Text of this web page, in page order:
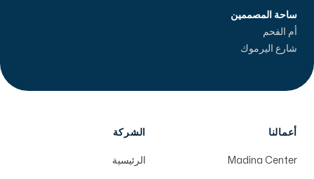
ساحة المصممين
أم الفحم
شارع اليرموك
أعمالنا
Madina Center
الشركة
الرئيسية